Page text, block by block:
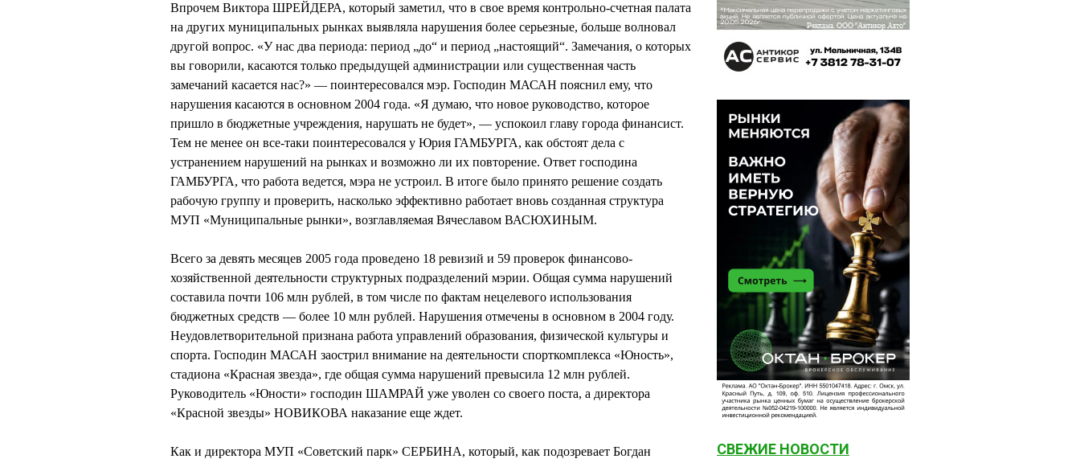
Впрочем Виктора ШРЕЙДЕРА, который заметил, что в свое время контрольно-счетная палата
на других муниципальных рынках выявляла нарушения более серьезные, больше волновал
другой вопрос. «У нас два периода: период „до“ и период „настоящий“. Замечания, о которых
вы говорили, касаются только предыдущей администрации или существенная часть
замечаний касается нас?» — поинтересовался мэр. Господин МАСАН пояснил ему, что
нарушения касаются в основном 2004 года. «Я думаю, что новое руководство, которое
пришло в бюджетные учреждения, нарушать не будет», — успокоил главу города финансист.
Тем не менее он все-таки поинтересовался у Юрия ГАМБУРГА, как обстоят дела с
устранением нарушений на рынках и возможно ли их повторение. Ответ господина
ГАМБУРГА, что работа ведется, мэра не устроил. В итоге было принято решение создать
рабочую группу и проверить, насколько эффективно работает вновь созданная структура
МУП «Муниципальные рынки», возглавляемая Вячеславом ВАСЮХИНЫМ.
Всего за девять месяцев 2005 года проведено 18 ревизий и 59 проверок финансово-
хозяйственной деятельности структурных подразделений мэрии. Общая сумма нарушений
составила почти 106 млн рублей, в том числе по фактам нецелевого использования
бюджетных средств — более 10 млн рублей. Нарушения отмечены в основном в 2004 году.
Неудовлетворительной признана работа управлений образования, физической культуры и
спорта. Господин МАСАН заострил внимание на деятельности спорткомплекса «Юность»,
стадиона «Красная звезда», где общая сумма нарушений превысила 12 млн рублей.
Руководитель «Юности» господин ШАМРАЙ уже уволен со своего поста, а директора
«Красной звезды» НОВИКОВА наказание еще ждет.
Как и директора МУП «Советский парк» СЕРБИНА, который, как подозревает Богдан
СВЕЖИЕ НОВОСТИ